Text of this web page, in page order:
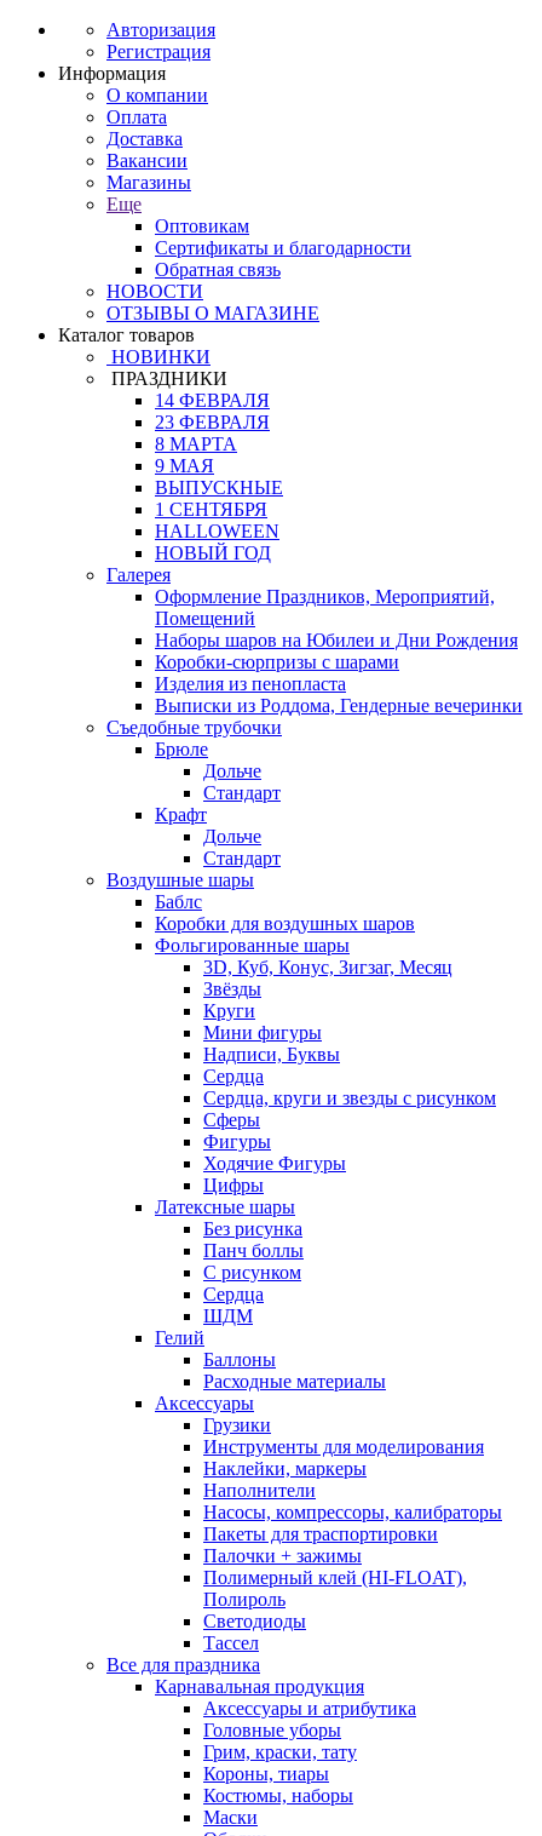
Авторизация
Регистрация
Информация
О компании
Оплата
Доставка
Вакансии
Магазины
Еще
Оптовикам
Сертификаты и благодарности
Обратная связь
НОВОСТИ
ОТЗЫВЫ О МАГАЗИНЕ
Каталог товаров
НОВИНКИ
ПРАЗДНИКИ
14 ФЕВРАЛЯ
23 ФЕВРАЛЯ
8 МАРТА
9 МАЯ
ВЫПУСКНЫЕ
1 СЕНТЯБРЯ
HALLOWEEN
НОВЫЙ ГОД
Галерея
Оформление Праздников, Мероприятий,
Помещений
Наборы шаров на Юбилеи и Дни Рождения
Коробки-сюрпризы с шарами
Изделия из пенопласта
Выписки из Роддома, Гендерные вечеринки
Съедобные трубочки
Брюле
Дольче
Стандарт
Крафт
Дольче
Стандарт
Воздушные шары
Баблс
Коробки для воздушных шаров
Фольгированные шары
3D, Куб, Конус, Зигзаг, Месяц
Звёзды
Круги
Мини фигуры
Надписи, Буквы
Сердца
Сердца, круги и звезды с рисунком
Сферы
Фигуры
Ходячие Фигуры
Цифры
Латексные шары
Без рисунка
Панч боллы
С рисунком
Сердца
ШДМ
Гелий
Баллоны
Расходные материалы
Аксессуары
Грузики
Инструменты для моделирования
Наклейки, маркеры
Наполнители
Насосы, компрессоры, калибраторы
Пакеты для траспортировки
Палочки + зажимы
Полимерный клей (HI-FLOAT),
Полироль
Светодиоды
Тассел
Все для праздника
Карнавальная продукция
Аксессуары и атрибутика
Головные уборы
Грим, краски, тату
Короны, тиары
Костюмы, наборы
Маски